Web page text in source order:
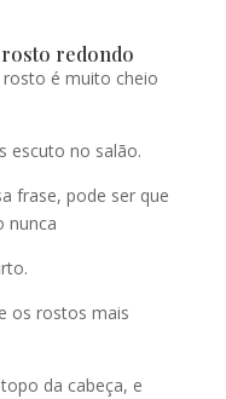
redondo
é muito cheio
escuto no salão.
frase, pode ser que
nunca
os rostos mais
da cabeça, e